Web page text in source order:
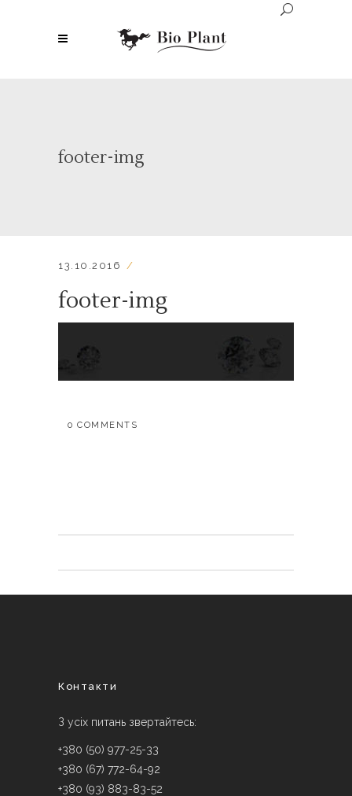
footer-img
13.10.2016
footer-img
0 COMMENTS
Контакти
З усіх питань звертайтесь:
+380 (50) 977-25-33
+380 (67) 772-64-92
+380 (93) 883-83-52